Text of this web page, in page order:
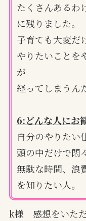
たくさんあるわ
に残りました。
子育ても大変だ
やりたいことを
が
経ってしまうん
6:どんな人にお
自分のやりたい
頭の中だけで悶
無駄な時間、浪
を知りたい人。
k様 感想をいただ